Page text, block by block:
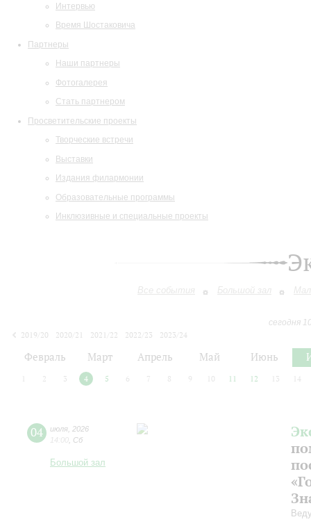
Интервью
Время Шостаковича
Партнеры
Наши партнеры
Фотогалерея
Стать партнером
Просветительские проекты
Творческие встречи
Выставки
Издания филармонии
Образовательные программы
Инклюзивные и специальные проекты
Все события Большой зал
сегодня
2019/20
2020/21 2021/22 2022/23
2023/24
Февраль Март Апрель Май Июнь
2 3 4 5 6 7 8 9 10 11 12 13 14
04 июля 2026
14:00 Сб
Большой зал